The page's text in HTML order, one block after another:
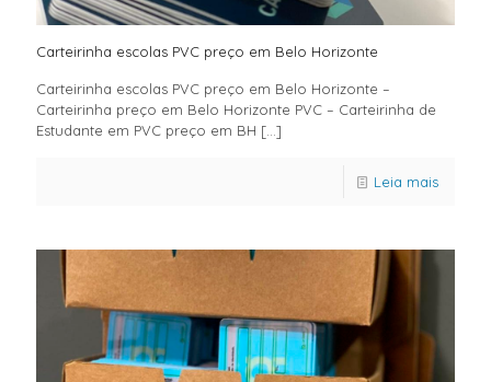
Carteirinha escolas PVC preço em Belo Horizonte
Carteirinha escolas PVC preço em Belo Horizonte –
Carteirinha preço em Belo Horizonte PVC – Carteirinha de
Estudante em PVC preço em BH […]
Leia mais